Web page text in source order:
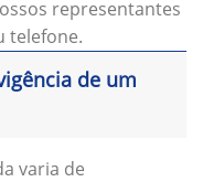
representantes
telefone.
de um
varia de